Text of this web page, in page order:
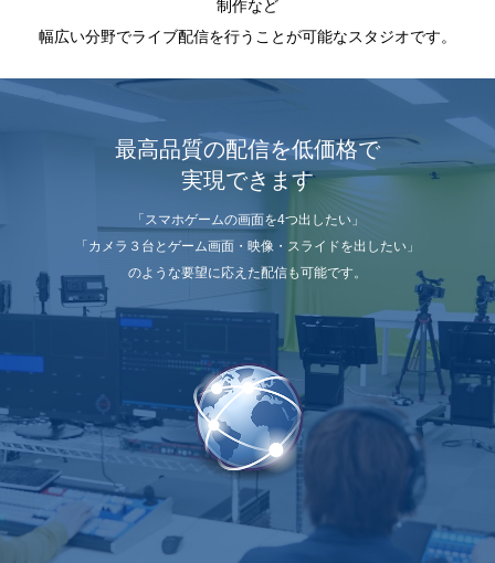
制作など
幅広い分野でライブ配信を行うことが可能なスタジオです。
最高品質の配信を低価格で
実現できます
「スマホゲームの画面を4つ出したい」
「カメラ３台とゲーム画面・映像・スライドを出したい」
のような要望に応えた配信も可能です。